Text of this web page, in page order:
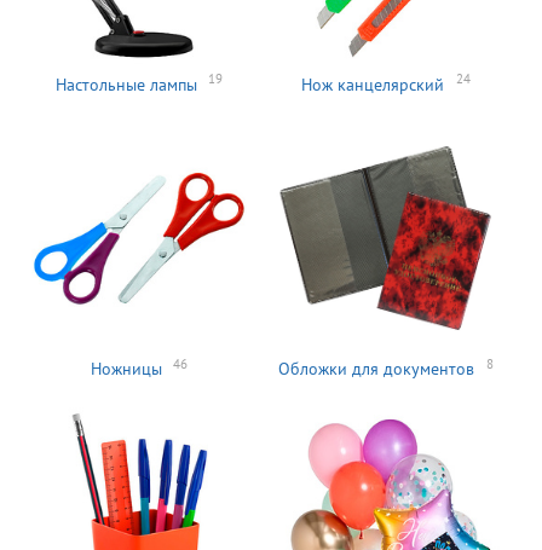
Настольные лампы 19 Нож канцелярский 24
Ножницы 46 Обложки для документов 8